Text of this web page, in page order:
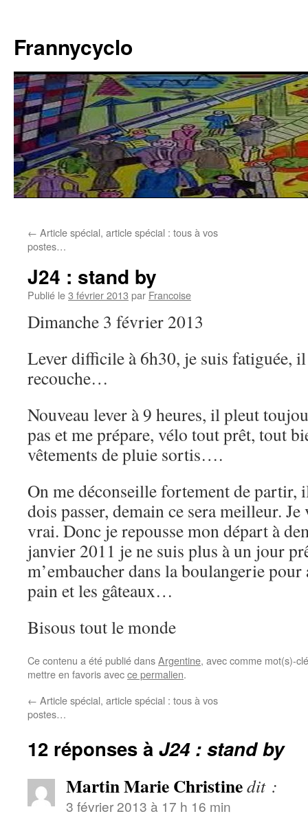
contenu
Frannycyclo
← Article spécial, article spécial : tous à vos
postes…
J24 : stand by
Publié le3 février 2013 par Francoise
Dimanche 3 février 2013
Lever difficile à 6h30, je suis fatiguée,
recouche…
Nouveau lever à 9 heures, il pleut
pas et me prépare, vélo tout prêt, tout
vêtements de pluie sortis….
On me déconseille fortement de partir,
dois passer, demain ce sera meilleur.
vrai. Donc je repousse mon départ à
janvier 2011 je ne suis plus à un jour
m’embaucher dans la boulangerie
pain et les gâteaux…
Bisous tout le monde
Ce contenu a été publié dansArgentine, avec comme mot(s)-
mettre en favoris avecce permalien.
← Article spécial, article spécial : tous à vos
postes…
12 réponses à J24 : stand by
Martin Marie Christinedit :
3 février 2013 à 17 h 16 min